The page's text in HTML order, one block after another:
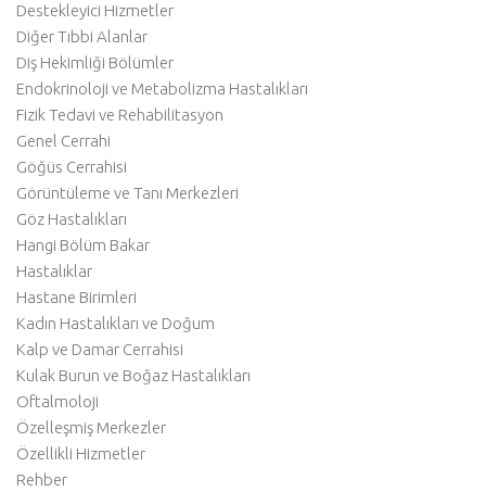
Destekleyici Hizmetler
Diğer Tıbbi Alanlar
Diş Hekimliği Bölümler
Endokrinoloji ve Metabolizma Hastalıkları
Fizik Tedavi ve Rehabilitasyon
Genel Cerrahi
Göğüs Cerrahisi
Görüntüleme ve Tanı Merkezleri
Göz Hastalıkları
Hangi Bölüm Bakar
Hastalıklar
Hastane Birimleri
Kadın Hastalıkları ve Doğum
Kalp ve Damar Cerrahisi
Kulak Burun ve Boğaz Hastalıkları
Oftalmoloji
Özelleşmiş Merkezler
Özellikli Hizmetler
Rehber